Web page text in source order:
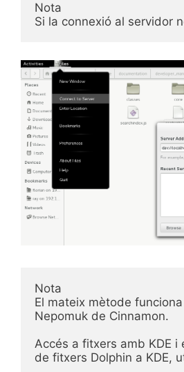
Nota
Si la connexió al servidor
Nota
El mateix mètode
Nepomuk de Cinnamon.
Accés a fitxers amb KDE
de fitxers Dolphin a KDE,